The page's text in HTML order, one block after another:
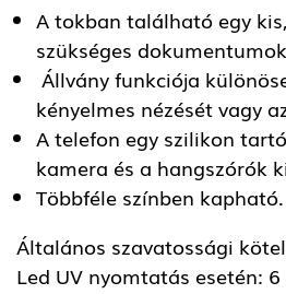
A tokban található egy
szükséges
Állvány funkciója
kényelmes nézését vagy
A telefon egy szilikon
kamera és a hangszórók
Többféle színben kapható.
Általános szavatossági
Led UV nyomtatás esetén: